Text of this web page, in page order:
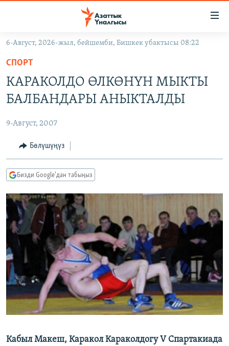
Навигацияга
өтүңүз
Издөөгө
салыңыз
ЭКОНОМИКА
МАДАНИЯТ
БОРБОР АЗИЯ
АТАЙЫН ИЛИКТӨӨ
ТВ ПРОГРАММАЛАР
ЭКСПЕРТТЕР ТАЛДАЙТ
БИЗ ЖАНА ДҮЙНӨ
ДАНИСТЕ
ЭЖЕ-СИҢДИЛЕР
АЗАТТЫК+
ЫҢГАЙСЫЗ СУРООЛОР
ӨЗГӨЧӨ ПИКИР
Русский
ОНЛАЙН ШЕРИНЕ
ЭЕ/АРнун бардык сайттары
6-Август, 2026-жыл, бейшемби, Бишкек убактысы 08:22
СПОРТ
КАРАКОЛДО ӨЛКӨНҮН МЫКТЫ
БАЛБАНДАРЫ АНЫКТАЛДЫ
9-Август, 2007
Бөлүшүңүз
Бизди Google'дан табыңыз
Кабыл Макеш, Каракол Караколдогу V Спартакиада